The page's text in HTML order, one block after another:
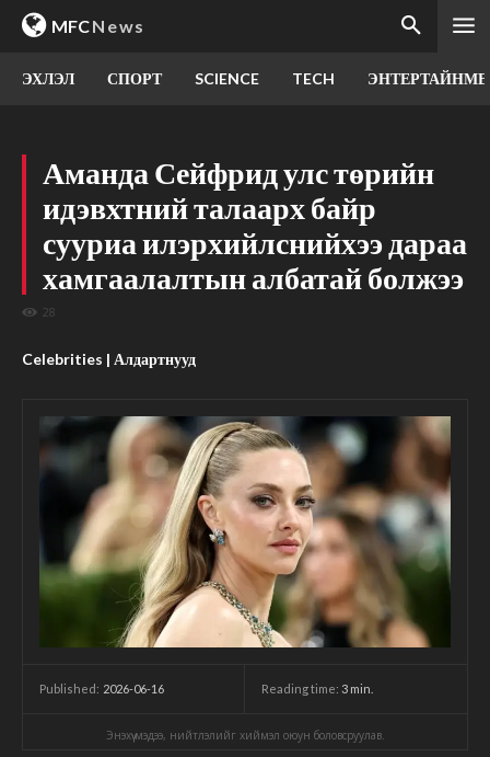
MFCNews
ЭХЛЭЛ СПОРТ SCIENCE TECH
Аманда Сейфрид улс төрийн
идэвхтний талаарх байр
сууриа илэрхийлснийхээ дараа
хамгаалалтын албатай болжээ
28
Celebrities | Алдартнууд
Published: 2026-06-16 Reading time: 3 min.
Энэхүү мэдээ, нийтлэлийг хиймэл оюун боловсруулав.